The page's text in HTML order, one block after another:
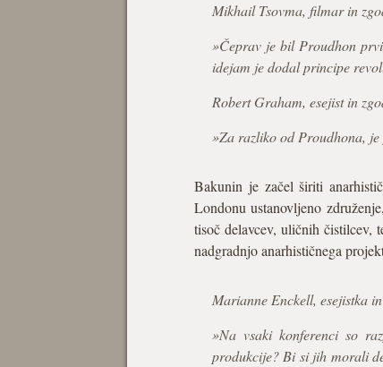
Mikhail Tsovma, filmar in
»Čeprav je bil Proudhon
idejam je dodal principe
Robert Graham, esejist in
»Za razliko od Proudhona,
Bakunin je začel širiti
Londonu ustanovljeno
tisoč delavcev, uličnih čistilcev,
nadgradnjo anarhističnega
Marianne Enckell, esejistka
»Na vsaki konferenci so
produkcije? Bi si jih morali